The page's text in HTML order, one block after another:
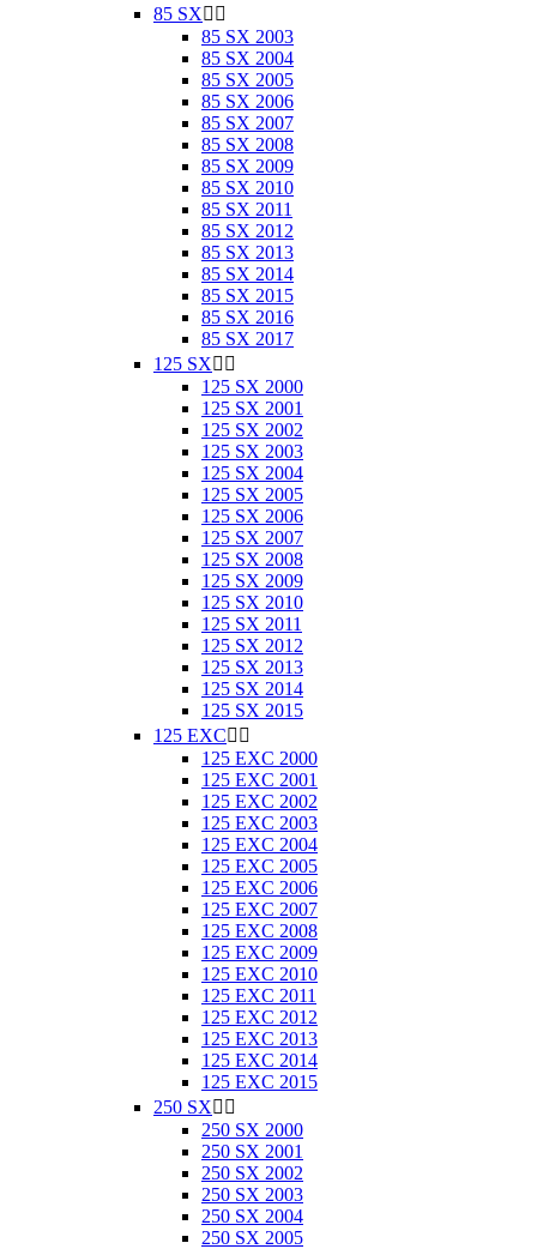
85 SX 
85 SX 2003
85 SX 2004
85 SX 2005
85 SX 2006
85 SX 2007
85 SX 2008
85 SX 2009
85 SX 2010
85 SX 2011
85 SX 2012
85 SX 2013
85 SX 2014
85 SX 2015
85 SX 2016
85 SX 2017
125 SX 
125 SX 2000
125 SX 2001
125 SX 2002
125 SX 2003
125 SX 2004
125 SX 2005
125 SX 2006
125 SX 2007
125 SX 2008
125 SX 2009
125 SX 2010
125 SX 2011
125 SX 2012
125 SX 2013
125 SX 2014
125 SX 2015
125 EXC 
125 EXC 2000
125 EXC 2001
125 EXC 2002
125 EXC 2003
125 EXC 2004
125 EXC 2005
125 EXC 2006
125 EXC 2007
125 EXC 2008
125 EXC 2009
125 EXC 2010
125 EXC 2011
125 EXC 2012
125 EXC 2013
125 EXC 2014
125 EXC 2015
250 SX 
250 SX 2000
250 SX 2001
250 SX 2002
250 SX 2003
250 SX 2004
250 SX 2005